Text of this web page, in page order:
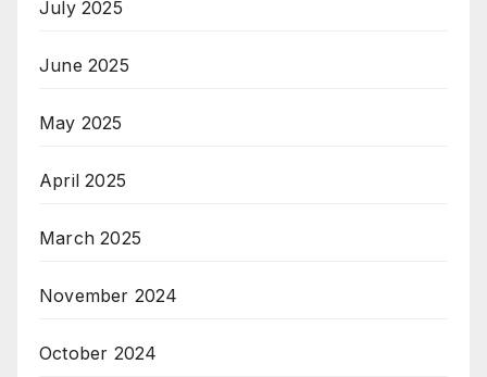
July 2025
June 2025
May 2025
April 2025
March 2025
November 2024
October 2024